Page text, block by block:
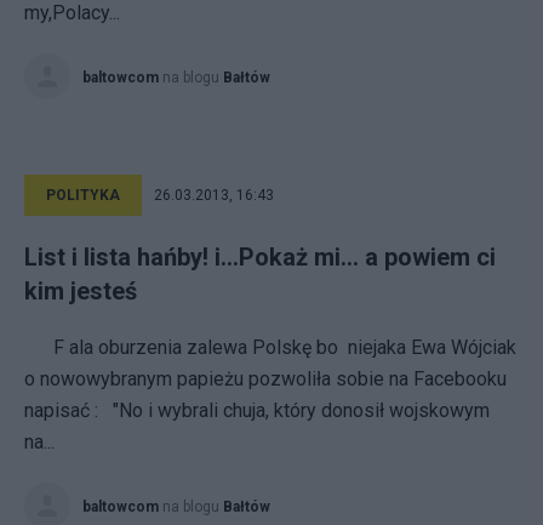
my,Polacy...
baltowcom na blogu Bałtów
POLITYKA 26.03.2013, 16:43
List i lista hańby! i...Pokaż mi... a powiem ci
kim jesteś
F ala oburzenia zalewa Polskę bo niejaka Ewa Wójciak
o nowowybranym papieżu pozwoliła sobie na Facebooku
napisać : "No i wybrali chuja, który donosił wojskowym
na...
baltowcom na blogu Bałtów